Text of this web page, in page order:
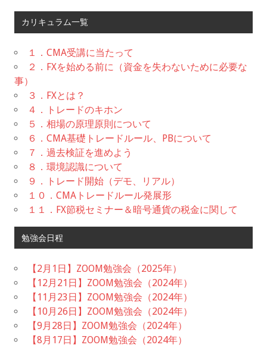
カリキュラム一覧
１．CMA受講に当たって
２．FXを始める前に（資金を失わないために必要な
事）
３．FXとは？
４．トレードのキホン
５．相場の原理原則について
６．CMA基礎トレードルール、PBについて
７．過去検証を進めよう
８．環境認識について
９．トレード開始（デモ、リアル）
１０．CMAトレードルール発展形
１１．FX節税セミナー＆暗号通貨の税金に関して
勉強会日程
【2月1日】ZOOM勉強会（2025年）
【12月21日】ZOOM勉強会（2024年）
【11月23日】ZOOM勉強会（2024年）
【10月26日】ZOOM勉強会（2024年）
【9月28日】ZOOM勉強会（2024年）
【8月17日】ZOOM勉強会（2024年）